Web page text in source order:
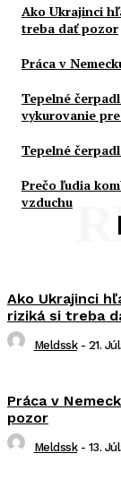
Ako Ukrajinci
treba dať pozor
Práca v
Tepelné
vykurovanie
Tepelné
Prečo ľudia
vzduchu
Ako Ukrajinci
riziká si treba
Meldssk - 21.
Práca v
pozor
Meldssk - 13.